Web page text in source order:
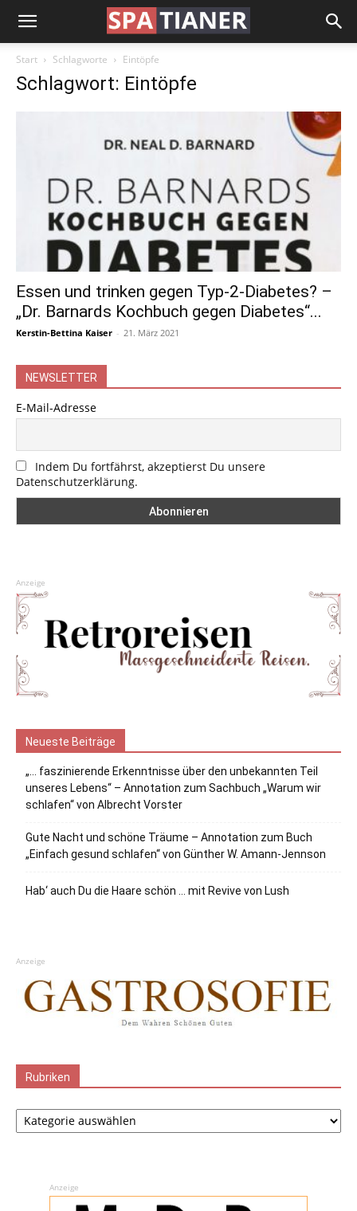
Start Schlagworte Eintöpfe
Schlagwort: Eintöpfe
Essen und trinken gegen Typ-2-Diabetes? –
„Dr. Barnards Kochbuch gegen Diabetes“...
Kerstin-Bettina Kaiser - 21. März 2021
NEWSLETTER
E-Mail-Adresse
Indem Du fortfährst, akzeptierst Du unsere
Datenschutzerklärung.
Anzeige
Neueste Beiträge
„… faszinierende Erkenntnisse über den unbekannten Teil
unseres Lebens“ – Annotation zum Sachbuch „Warum wir
schlafen“ von Albrecht Vorster
Gute Nacht und schöne Träume – Annotation zum Buch
„Einfach gesund schlafen“ von Günther W. Amann-Jennson
Hab‘ auch Du die Haare schön … mit Revive von Lush
Anzeige
Rubriken
Rubriken
Anzeige